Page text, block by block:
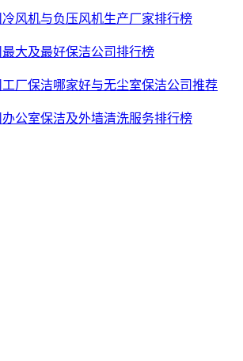
冷风机与负压风机生产厂家排行榜
最大及最好保洁公司排行榜
工厂保洁哪家好与无尘室保洁公司推荐
办公室保洁及外墙清洗服务排行榜